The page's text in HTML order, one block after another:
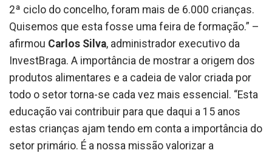
2ª ciclo do concelho, foram mais de 6.000 crianças.
Quisemos que esta fosse uma feira de formação.” –
afirmou Carlos Silva, administrador executivo da
InvestBraga. A importância de mostrar a origem dos
produtos alimentares e a cadeia de valor criada por
todo o setor torna-se cada vez mais essencial. “Esta
educação vai contribuir para que daqui a 15 anos
estas crianças ajam tendo em conta a importância do
setor primário. É a nossa missão valorizar a